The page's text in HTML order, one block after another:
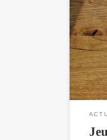
Jeux
jeux